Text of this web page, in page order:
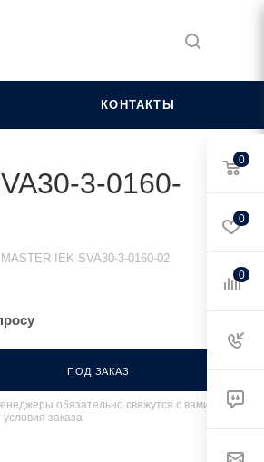
КОНТАКТЫ
3-0160-
IEK SVA30-3-0160-02
ПОД ЗАКАЗ
обязательно свяжутся с вами и
условия заказа
0
0
0